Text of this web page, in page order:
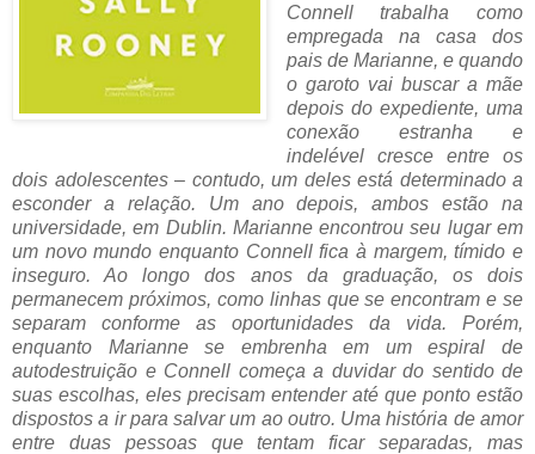
Connell trabalha como
empregada na casa dos
pais de Marianne, e quando
o garoto vai buscar a mãe
depois do expediente, uma
conexão estranha e
indelével cresce entre os
dois adolescentes – contudo, um deles está determinado a
esconder a relação. Um ano depois, ambos estão na
universidade, em Dublin. Marianne encontrou seu lugar em
um novo mundo enquanto Connell fica à margem, tímido e
inseguro. Ao longo dos anos da graduação, os dois
permanecem próximos, como linhas que se encontram e se
separam conforme as oportunidades da vida. Porém,
enquanto Marianne se embrenha em um espiral de
autodestruição e Connell começa a duvidar do sentido de
suas escolhas, eles precisam entender até que ponto estão
dispostos a ir para salvar um ao outro. Uma história de amor
entre duas pessoas que tentam ficar separadas, mas